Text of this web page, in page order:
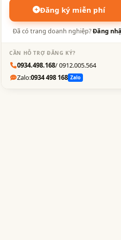
Đăng ký miễn phí
Đã có trang doanh nghiệp?Đăng
CẦN HỖ TRỢ ĐĂNG KÝ?
0934.498.168/ 0912.005.564
Zalo:0934 498 168 Zalo